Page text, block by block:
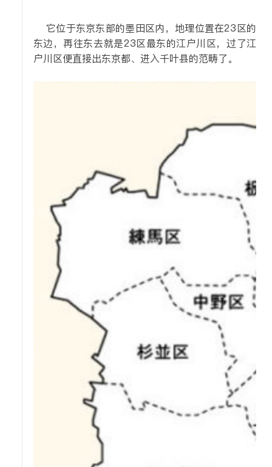
它位于东京东部的墨田区内，地理位置在23区的
东边，再往东去就是23区最东的江户川区，过了江
户川区便直接出东京都、进入千叶县的范畴了。